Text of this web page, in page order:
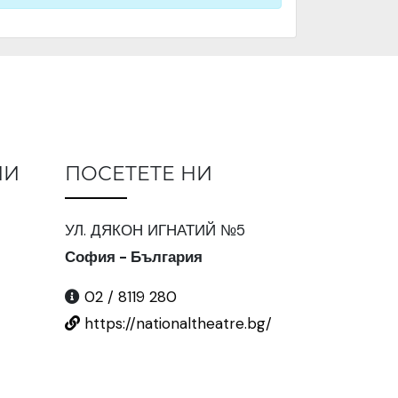
ПОСЕТЕТЕ НИ
УЛ. ДЯКОН ИГНАТИЙ №5
София - България
02 / 8119 280
https://nationaltheatre.bg/